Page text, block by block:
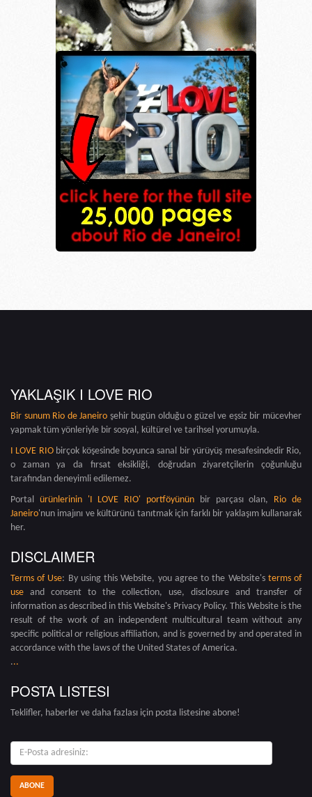
YAKLAŞIK I LOVE RIO
Bir sunum Rio de Janeiro şehir bugün olduğu o güzel ve eşsiz bir mücevher
yapmak tüm yönleriyle bir sosyal, kültürel ve tarihsel yorumuyla.
I LOVE RIObirçok köşesinde boyunca sanal bir yürüyüş mesafesindedir Rio,
o zaman ya da fırsat eksikliği, doğrudan ziyaretçilerin çoğunluğu
tarafından deneyimli edilemez.
Portal ürünlerinin 'I LOVE RIO' portföyünün bir parçası olan, Rio de
Janeiro'nun imajını ve kültürünü tanıtmak için farklı bir yaklaşım kullanarak
her.
DISCLAIMER
Terms of Use: By using this Website, you agree to the Website's terms of
use and consent to the collection, use, disclosure and transfer of
information as described in this Website's Privacy Policy. This Website is the
result of the work of an independent multicultural team without any
specific political or religious affiliation, and is governed by and operated in
accordance with the laws of the United States of America.
...
POSTA LISTESI
Teklifler, haberler ve daha fazlası için posta listesine abone!
posta: